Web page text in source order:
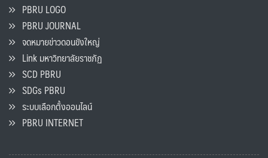
PBRU LOGO
PBRU JOURNAL
จดหมายข่าวดอนขังใหญ่
Link มหาวิทยาลัยราชภัฏ
SCD PBRU
SDGs PBRU
ระบบเลือกตั้งออนไลน์
PBRU INTERNET